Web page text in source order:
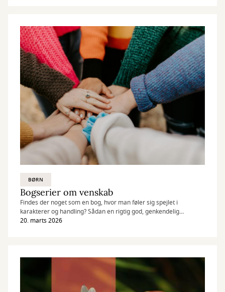
BØRN
Bogserier om venskab
Findes der noget som en bog, hvor man føler sig spejlet i
karakterer og handling? Sådan en rigtig god, genkendelig
fortælling om de vigtige ting i livet: venskaber, kærlighed og
20. marts 2026